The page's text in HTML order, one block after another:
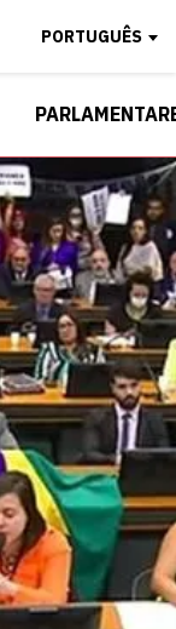
PORTUGUÊS